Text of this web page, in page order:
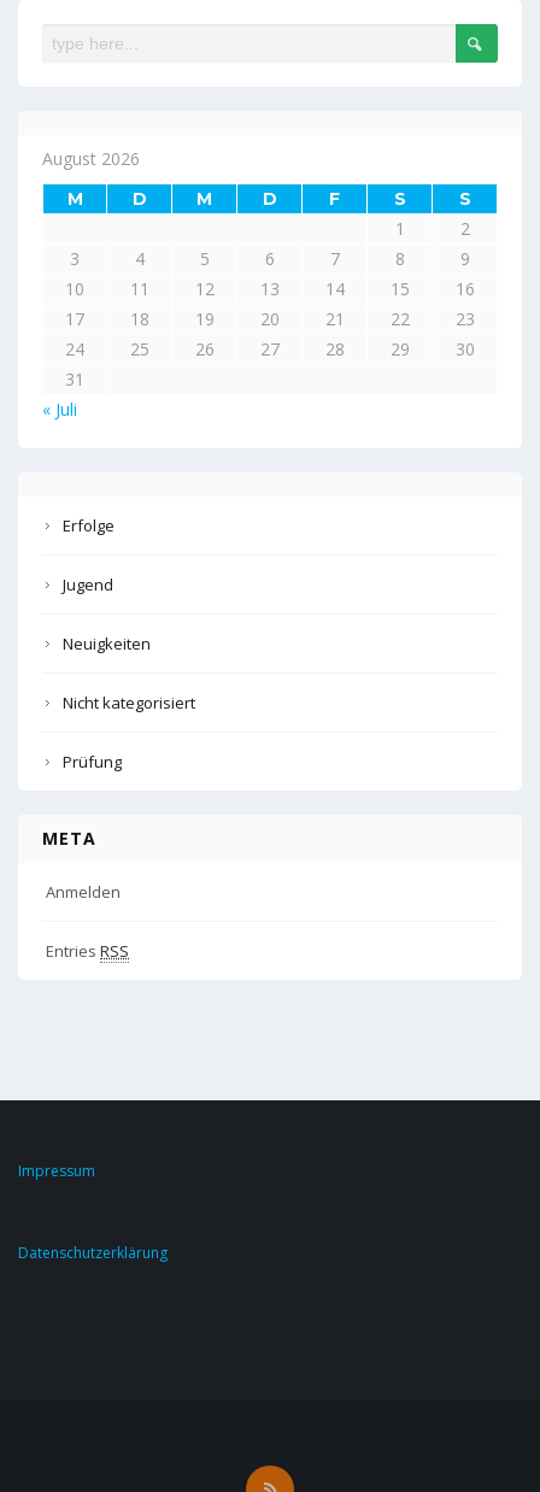
August 2026
M D M D F S S
1
2
3
4 5 6 7 8
9
10
11 12 13 14 15
16
17
18 19 20 21 22
23
24
25 26 27 28 29
30
31
« Juli
Erfolge
Jugend
Neuigkeiten
Nicht kategorisiert
Prüfung
META
Anmelden
Entries RSS
Impressum
Datenschutzerklärung